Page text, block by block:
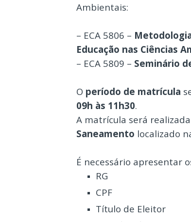
Ambientais:
– ECA 5806 –
Educação nas Ciências
– ECA 5809 – Seminário
O período de matrícula
09h às 11h30.
A matrícula será
Saneamento localizado
É necessário apresentar
RG
CPF
Título de Eleitor